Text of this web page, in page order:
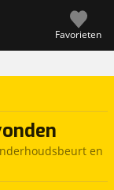
Favorieten
en